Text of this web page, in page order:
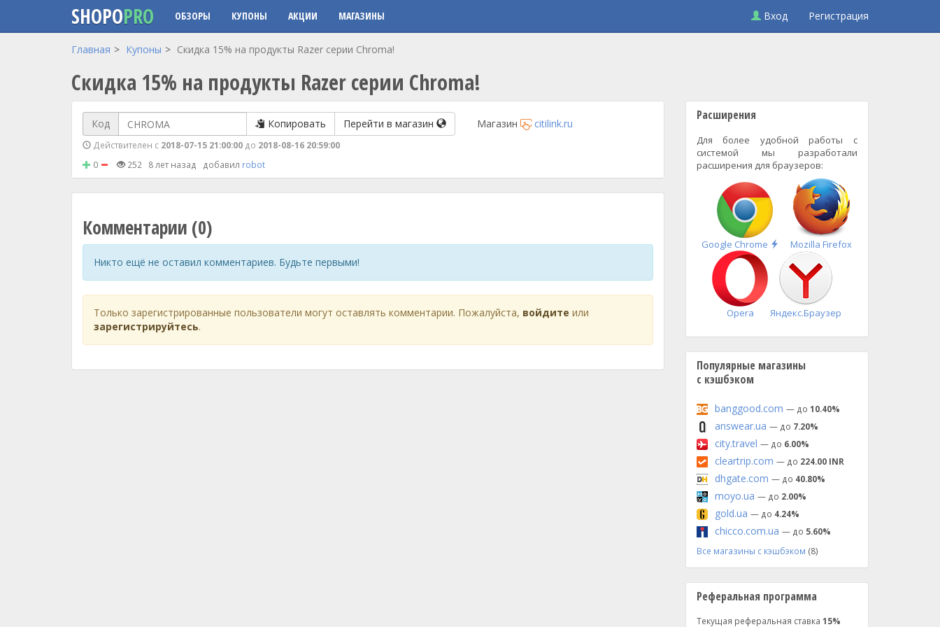
Перейти к основному содержанию
SHOPOPRO ОБЗОРЫ КУПОНЫ АКЦИИ МАГАЗИНЫ Вход Регистрация
Главная Купоны Скидка 15% на продукты Razer серии Chroma!
Скидка 15% на продукты Razer серии Chroma!
Код Копировать Перейти в магазин
Действителен с 2018-07-15 21:00:00 до 2018-08-16 20:59:00
Магазин citilink.ru
0 252 8 лет назад добавил robot
Комментарии (0)
Никто ещё не оставил комментариев. Будьте первыми!
Только зарегистрированные пользователи могут оставлять комментарии. Пожалуйста, войдите или
зарегистрируйтесь.
Расширения
Для более удобной работы с
системой мы разработали
расширения для браузеров:
Google Chrome
Быстрая
установка
Mozilla Firefox
Opera Яндекс.Браузер
Популярные магазины
с кэшбэком
banggood.com — до 10.40%
answear.ua — до 7.20%
city.travel — до 6.00%
cleartrip.com — до 224.00 INR
dhgate.com — до 40.80%
moyo.ua — до 2.00%
gold.ua — до 4.24%
chicco.com.ua — до 5.60%
Все магазины с кэшбэком (8)
Реферальная программа
Текущая реферальная ставка 15%